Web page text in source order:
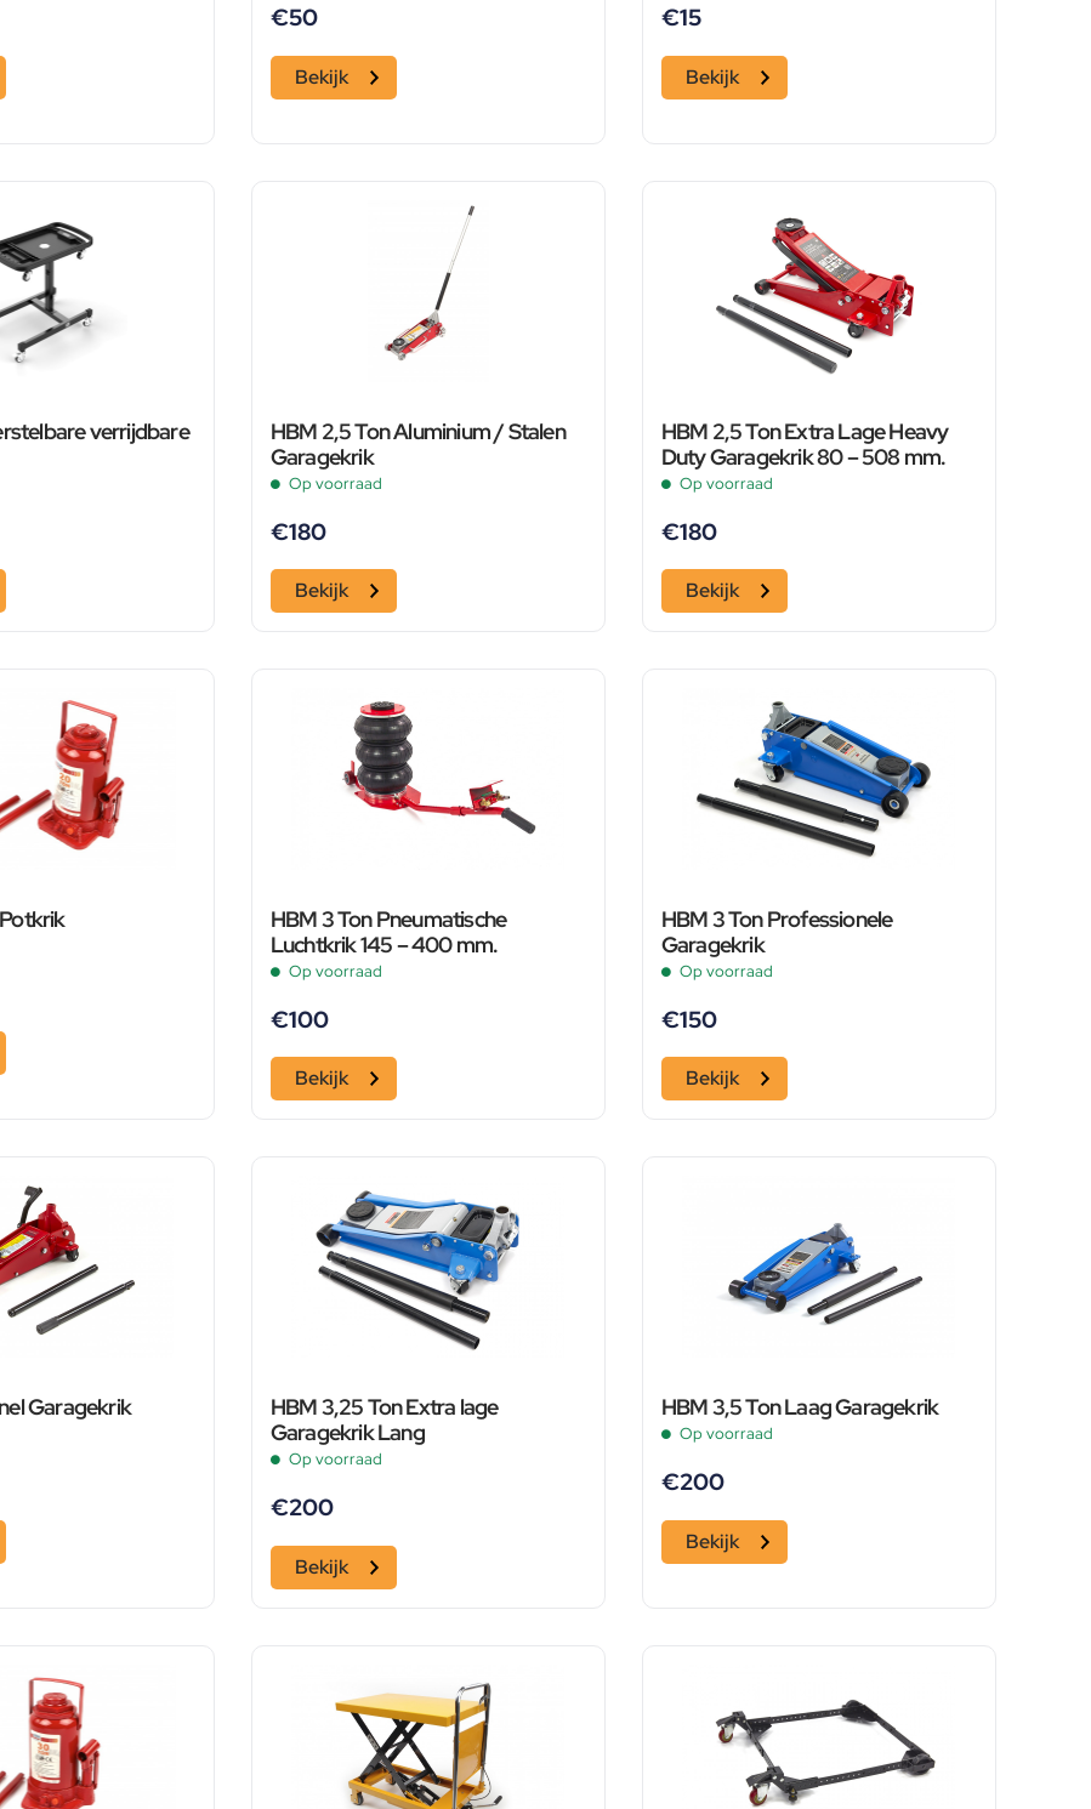
€50
Bekijk
€15
Bekijk
verrijdbare
HBM 2,5 Ton Aluminium / Stalen
Garagekrik
Op voorraad
€180
Bekijk
HBM 2,5 Ton Extra Lage Heavy
Duty Garagekrik 80 – 508 mm.
Op voorraad
€180
Bekijk
HBM 3 Ton Pneumatische
Luchtkrik 145 – 400 mm.
Op voorraad
€100
Bekijk
HBM 3 Ton Professionele
Garagekrik
Op voorraad
€150
Bekijk
Garagekrik
HBM 3,25 Ton Extra lage
Garagekrik Lang
Op voorraad
€200
Bekijk
HBM 3,5 Ton Laag Garagekrik
Op voorraad
€200
Bekijk